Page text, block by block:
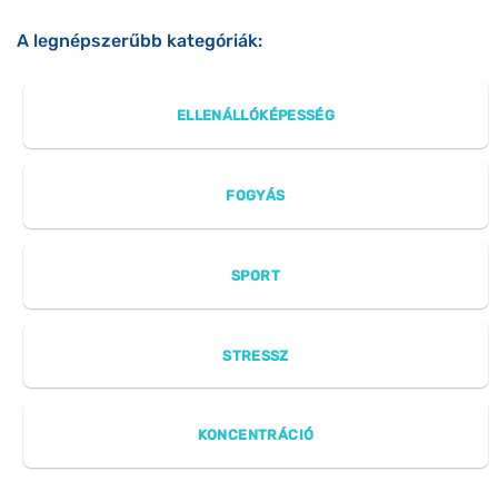
A legnépszerűbb kategóriák:
ELLENÁLLÓKÉPESSÉG
FOGYÁS
SPORT
STRESSZ
KONCENTRÁCIÓ